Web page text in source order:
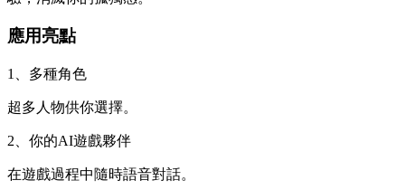
應用亮點
1、多種角色
超多人物供你選擇。
2、你的AI遊戲夥伴
在遊戲過程中隨時語音對話。